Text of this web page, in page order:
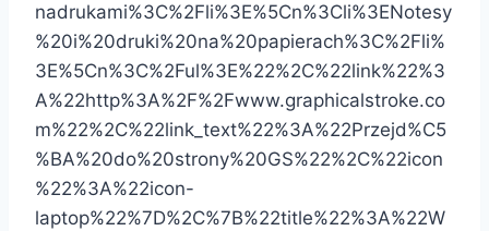
nadrukami%3C%2Fli%3E%5Cn%3Cli%3ENotesy
%20i%20druki%20na%20papierach%3C%2Fli%
3E%5Cn%3C%2Ful%3E%22%2C%22link%22%3
A%22http%3A%2F%2Fwww.graphicalstroke.co
m%22%2C%22link_text%22%3A%22Przejd%C5
%BA%20do%20strony%20GS%22%2C%22icon
%22%3A%22icon-
laptop%22%7D%2C%7B%22title%22%3A%22W